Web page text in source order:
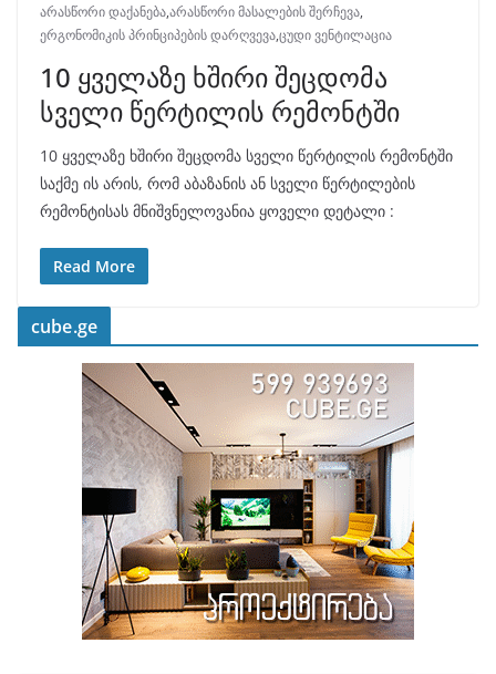
არასწორი დაქანება,არასწორი მასალების შერჩევა,
ერგონომიკის პრინციპების დარღვევა,ცუდი ვენტილაცია
10 ყველაზე ხშირი შეცდომა
სველი წერტილის რემონტში
10 ყველაზე ხშირი შეცდომა სველი წერტილის რემონტში
საქმე ის არის, რომ აბაზანის ან სველი წერტილების
რემონტისას მნიშვნელოვანია ყოველი დეტალი :
Read More
cube.ge